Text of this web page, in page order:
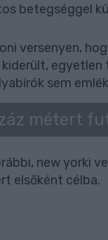
betegséggel
versenyen,
sem
métert
new yorki
elsőként célba.